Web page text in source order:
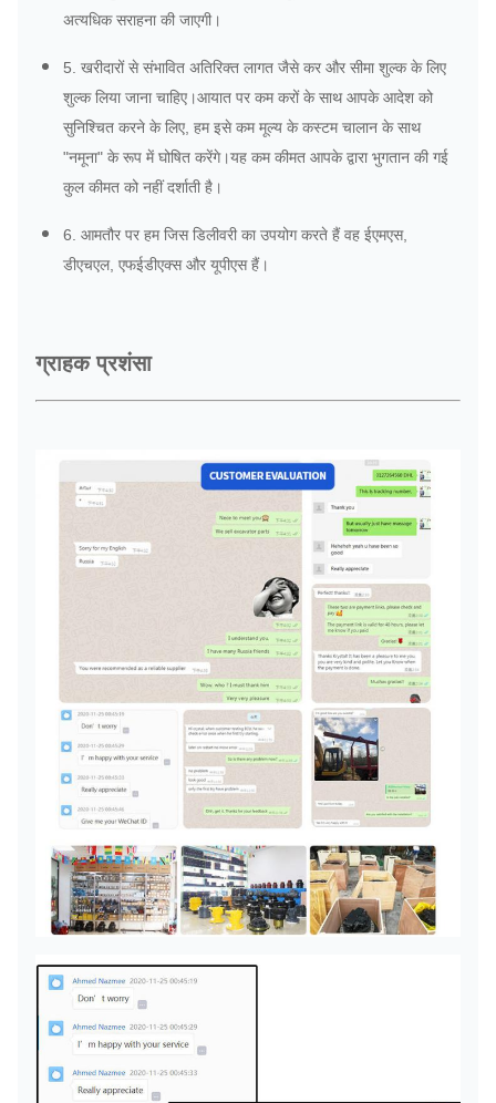
अत्यधिक सराहना की जाएगी।
5. खरीदारों से संभावित अतिरिक्त लागत जैसे कर और सीमा शुल्क के लिए
शुल्क लिया जाना चाहिए।आयात पर कम करों के साथ आपके आदेश को
सुनिश्चित करने के लिए, हम इसे कम मूल्य के कस्टम चालान के साथ
"नमूना" के रूप में घोषित करेंगे।यह कम कीमत आपके द्वारा भुगतान की गई
कुल कीमत को नहीं दर्शाती है।
6. आमतौर पर हम जिस डिलीवरी का उपयोग करते हैं वह ईएमएस,
डीएचएल, एफईडीएक्स और यूपीएस हैं।
ग्राहक प्रशंसा